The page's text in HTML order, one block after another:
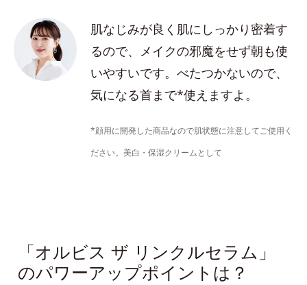
肌なじみが良く肌にしっかり密着す
るので、メイクの邪魔をせず朝も使
いやすいです。べたつかないので、
気になる首まで*使えますよ。
*顔用に開発した商品なので肌状態に注意してご使用く
ださい。美白・保湿クリームとして
「オルビス ザ リンクルセラム」
のパワーアップポイントは？